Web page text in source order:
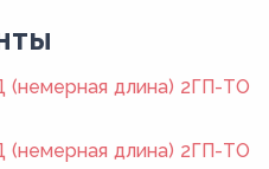
(немерная длина) 2ГП-ТО
(немерная длина) 2ГП-ТО